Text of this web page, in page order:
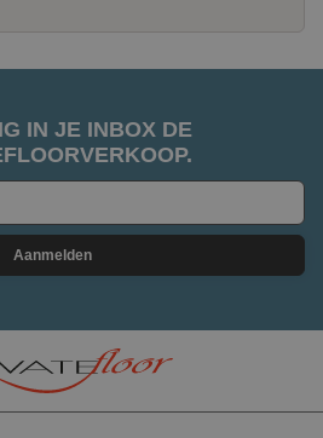
IN JE INBOX DE
Aanmelden